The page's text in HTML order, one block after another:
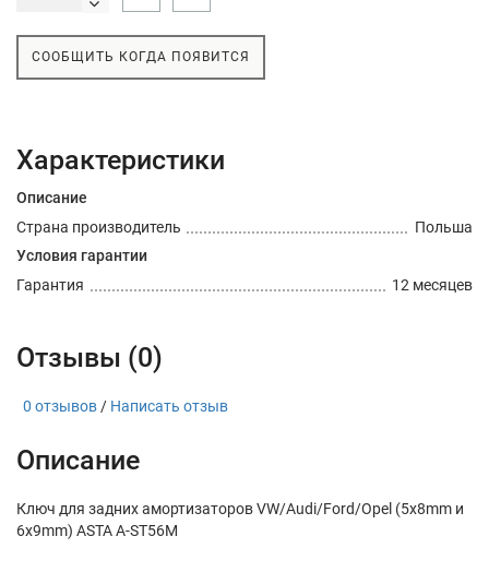
СООБЩИТЬ КОГДА ПОЯВИТСЯ
Характеристики
Описание
Страна производитель
Польша
Условия гарантии
Гарантия
12 месяцев
Отзывы (0)
0 отзывов / Написать отзыв
Описание
Ключ для задних амортизаторов VW/Audi/Ford/Opel (5x8mm и
6x9mm) ASTA A-ST56M